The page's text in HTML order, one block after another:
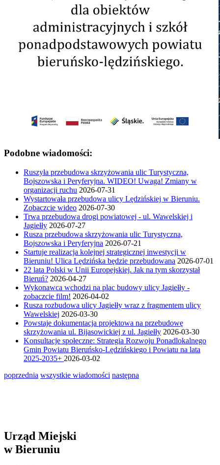
Podobne wiadomości:
Ruszyła przebudowa skrzyżowania ulic Turystyczna,
Bojszowska i Peryferyjna. WIDEO! Uwaga! Zmiany w
organizacji ruchu 2026-07-31
Wystartowała przebudowa ulicy Lędzińskiej w Bieruniu.
Zobaczcie wideo 2026-07-30
Trwa przebudowa drogi powiatowej - ul. Wawelskiej i
Jagiełły 2026-07-27
Rusza przebudowa skrzyżowania ulic Turystyczna,
Bojszowska i Peryferyjna 2026-07-21
Startuje realizacja kolejnej strategicznej inwestycji w
Bieruniu! Ulica Lędzińska będzie przebudowana 2026-07-01
22 lata Polski w Unii Europejskiej. Jak na tym skorzystał
Bieruń? 2026-04-27
Wykonawca wchodzi na plac budowy ulicy Jagiełły -
zobaczcie film! 2026-04-02
Rusza rozbudowa ulicy Jagiełły wraz z fragmentem ulicy
Wawelskiej 2026-03-30
Powstaje dokumentacja projektowa na przebudowę
skrzyżowania ul. Bijasowickiej z ul. Jagiełły 2026-03-30
Konsultacje społeczne: Strategia Rozwoju Ponadlokalnego
Gmin Powiatu Bieruńsko-Lędzińskiego i Powiatu na lata
2025-2035+ 2026-03-02
poprzednia wszystkie wiadomości następna
Urząd Miejski
w Bieruniu